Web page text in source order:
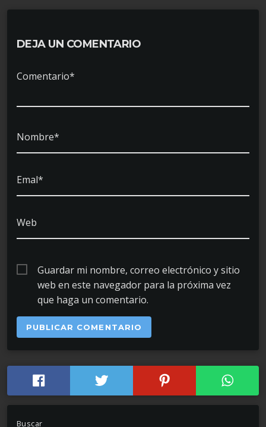
DEJA UN COMENTARIO
Comentario*
Nombre*
Emal*
Web
Guardar mi nombre, correo electrónico y sitio
web en este navegador para la próxima vez
que haga un comentario.
Buscar